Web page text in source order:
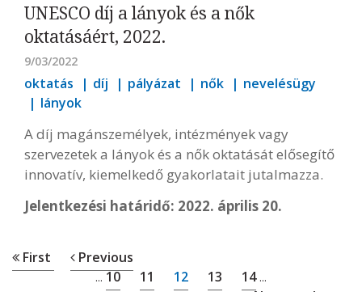
UNESCO díj a lányok és a nők
oktatásáért, 2022.
9/03/2022
oktatás díj pályázat nők
nevelésügy
lányok
A díj magánszemélyek, intézmények vagy
szervezetek a lányok és a nők oktatását elősegítő
innovatív, kiemelkedő gyakorlatait jutalmazza.
Jelentkezési határidő: 2022. április 20.
First Previous
... 10 11 12 13 14...